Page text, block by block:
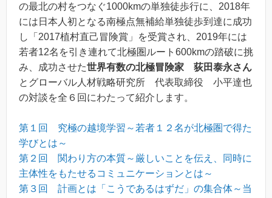
の最北の村をつなぐ1000kmの単独徒歩行に、2018年
には日本人初となる南極点無補給単独徒歩到達に成功
し「2017植村直己冒険賞」を受賞され、2019年には
若者12名を引き連れて北極圏ルート600kmの踏破に挑
み、成功させた世界有数の北極冒険家 荻田泰永さん
とグローバル人材戦略研究所 代表取締役 小平達也
の対談を全６回にわたって紹介します。
第１回 究極の越境学習～若者１２名が北極圏で得た
学びとは～
第２回 関わり方の本質～厳しいことを伝え、同時に
主体性をもたせるコミュニケーションとは～
第３回 計画とは「こうであるはずだ」の集合体～当